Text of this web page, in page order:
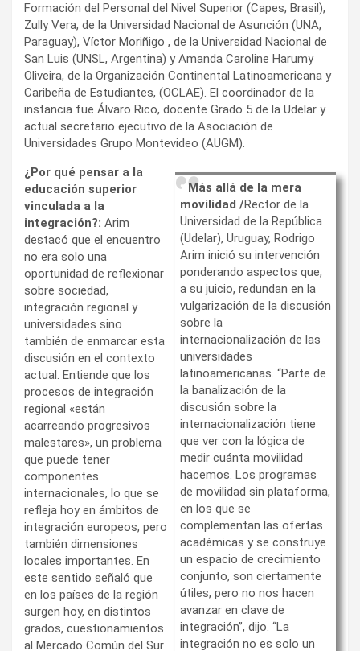
Formación del Personal del Nivel Superior (Capes, Brasil),
Zully Vera, de la Universidad Nacional de Asunción (UNA,
Paraguay), Víctor Moriñigo , de la Universidad Nacional de
San Luis (UNSL, Argentina) y Amanda Caroline Harumy
Oliveira, de la Organización Continental Latinoamericana y
Caribeña de Estudiantes, (OCLAE). El coordinador de la
instancia fue Álvaro Rico, docente Grado 5 de la Udelar y
actual secretario ejecutivo de la Asociación de
Universidades Grupo Montevideo (AUGM).
Más allá de la mera
movilidad /Rector de la
Universidad de la República
(Udelar), Uruguay, Rodrigo
Arim inició su intervención
ponderando aspectos que,
a su juicio, redundan en la
vulgarización de la discusión
sobre la
internacionalización de las
universidades
latinoamericanas. “Parte de
la banalización de la
discusión sobre la
internacionalización tiene
que ver con la lógica de
medir cuánta movilidad
hacemos. Los programas
de movilidad sin plataforma,
en los que se
complementan las ofertas
académicas y se construye
un espacio de crecimiento
conjunto, son ciertamente
útiles, pero no nos hacen
avanzar en clave de
integración”, dijo. “La
integración no es solo un
¿Por qué pensar a la
educación superior
vinculada a la
integración?: Arim
destacó que el encuentro
no era solo una
oportunidad de reflexionar
sobre sociedad,
integración regional y
universidades sino
también de enmarcar esta
discusión en el contexto
actual. Entiende que los
procesos de integración
regional «están
acarreando progresivos
malestares», un problema
que puede tener
componentes
internacionales, lo que se
refleja hoy en ámbitos de
integración europeos, pero
también dimensiones
locales importantes. En
este sentido señaló que
en los países de la región
surgen hoy, en distintos
grados, cuestionamientos
al Mercado Común del Sur